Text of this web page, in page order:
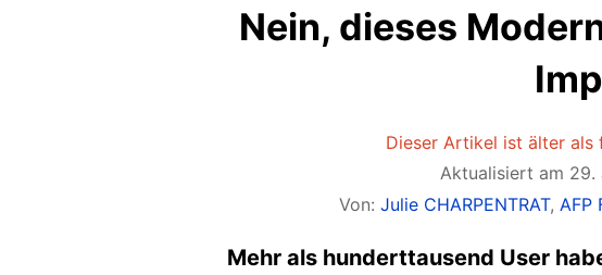
Nein, dieses
Dieser Artikel ist älter als
Aktualisiert am 29.
Von:Julie CHARPENTRAT, AFP
Mehr als hunderttausend User